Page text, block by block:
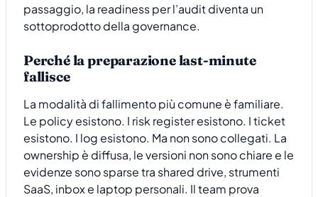
passaggio, la readiness per l’audit diventa un
sottoprodotto della governance.
Perché la preparazione last-minute
fallisce
La modalità di fallimento più comune è familiare.
Le policy esistono. I risk register esistono. I ticket
esistono. I log esistono. Ma non sono collegati. La
ownership è diffusa, le versioni non sono chiare e le
evidenze sono sparse tra shared drive, strumenti
SaaS, inbox e laptop personali. Il team prova